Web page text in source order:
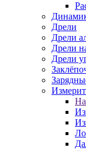
Дрели
Дрели
Дрели
Дрели